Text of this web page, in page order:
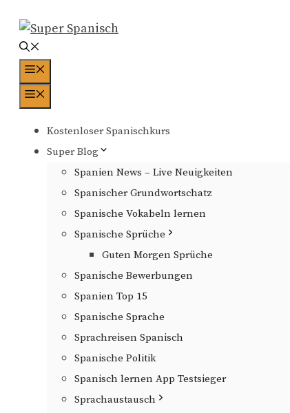
Inhalt
springen
Kostenloser Spanischkurs
Super Blog
Spanien News – Live Neuigkeiten
Spanischer Grundwortschatz
Spanische Vokabeln lernen
Spanische Sprüche
Guten Morgen Sprüche
Spanische Bewerbungen
Spanien Top 15
Spanische Sprache
Sprachreisen Spanisch
Spanische Politik
Spanisch lernen App Testsieger
Sprachaustausch